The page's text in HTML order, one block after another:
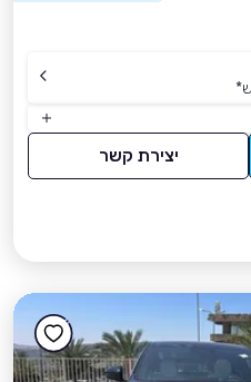
*
יצירת קשר